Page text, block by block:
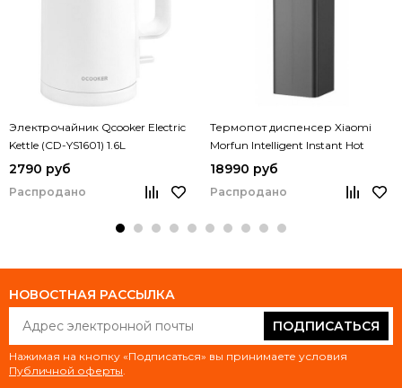
Электрочайник Qcooker Electric
Kettle (CD-YS1601) 1.6L
2790 руб
Распродано
Термопот диспенсер Xiaomi
Morfun Intelligent Instant Hot
Water Dispenser (MF810-1)
18990 руб
Распродано
НОВОСТНАЯ РАССЫЛКА
ПОДПИСАТЬСЯ
Нажимая на кнопку «Подписаться» вы принимаете условия
Публичной оферты.